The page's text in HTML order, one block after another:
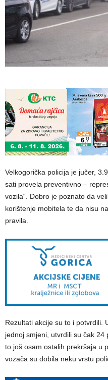
Velkogorička policija je jučer,
sati provela preventivno –
vozila“. Dobro je poznato da
korištenje mobitela te da nisu
pravila.
Rezultati akcije su to i potvrdili.
jednoj smjeni, utvrdili su čak
to još osam ostalih prekršaja u
vozača su dobila neku vrstu